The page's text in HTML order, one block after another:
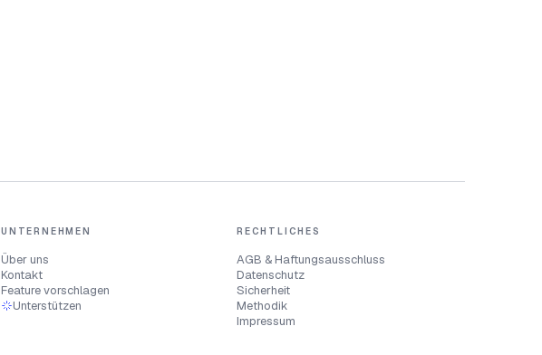
UNTERNEHMEN
Über uns
Kontakt
Feature vorschlagen
Unterstützen
RECHTLICHES
AGB & Haftungsausschluss
Datenschutz
Sicherheit
Methodik
Impressum